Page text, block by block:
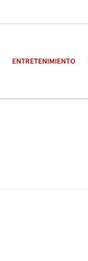
ENTRETENIMIENTO